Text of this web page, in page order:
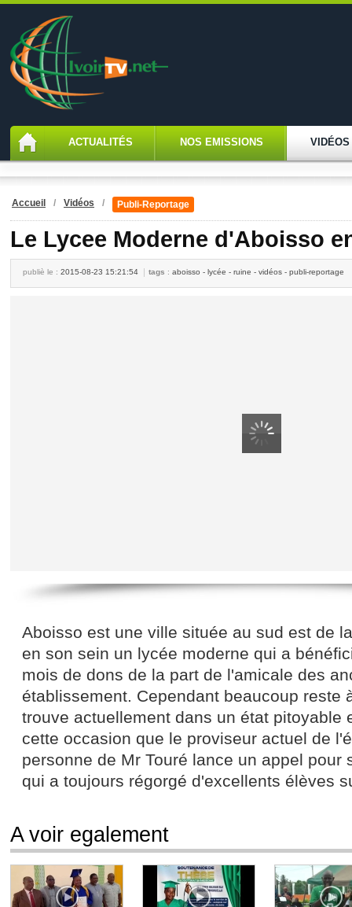
ACTUALITÉS NOS EMISSIONS VIDÉOS
Accueil / Vidéos / Publi-Reportage
Le Lycee Moderne d'Aboisso
publiè le : 2015-08-23 15:21:54 tags : aboisso - lycée - ruine - vidéos - publi-reportage
Aboisso est une ville située au sud est de
en son sein un lycée moderne qui a
mois de dons de la part de l'amicale des
établissement. Cependant beaucoup reste
trouve actuellement dans un état pitoyable
cette occasion que le proviseur actuel de
personne de Mr Touré lance un appel pour
qui a toujours régorgé d'excellents élèves
A voir egalement